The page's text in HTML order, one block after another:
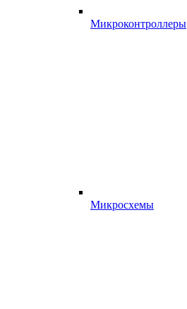
Микроконтроллеры
Микросхемы